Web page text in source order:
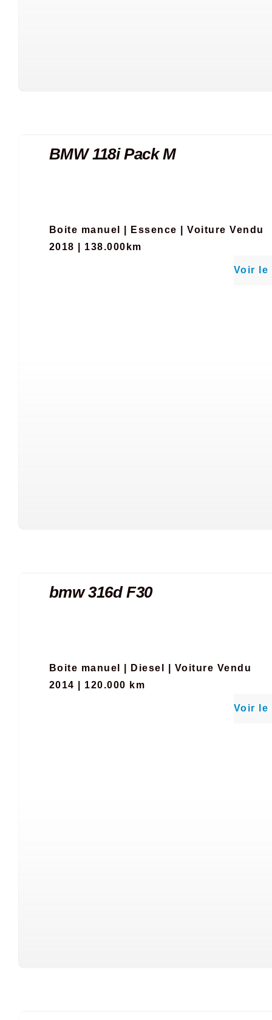
BMW 118i Pack M
Boite manuel Essence
Voiture Vendu
2018 | 138.000km
Voir le
bmw 316d F30
Boite manuel Diesel
Voiture Vendu
2014 | 120.000 km
Voir le